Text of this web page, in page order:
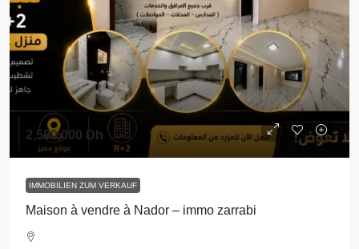
2,500,000 Dh
IMMOBILIEN ZUM VERKAUF
Maison à vendre à Nador – immo zarrabi